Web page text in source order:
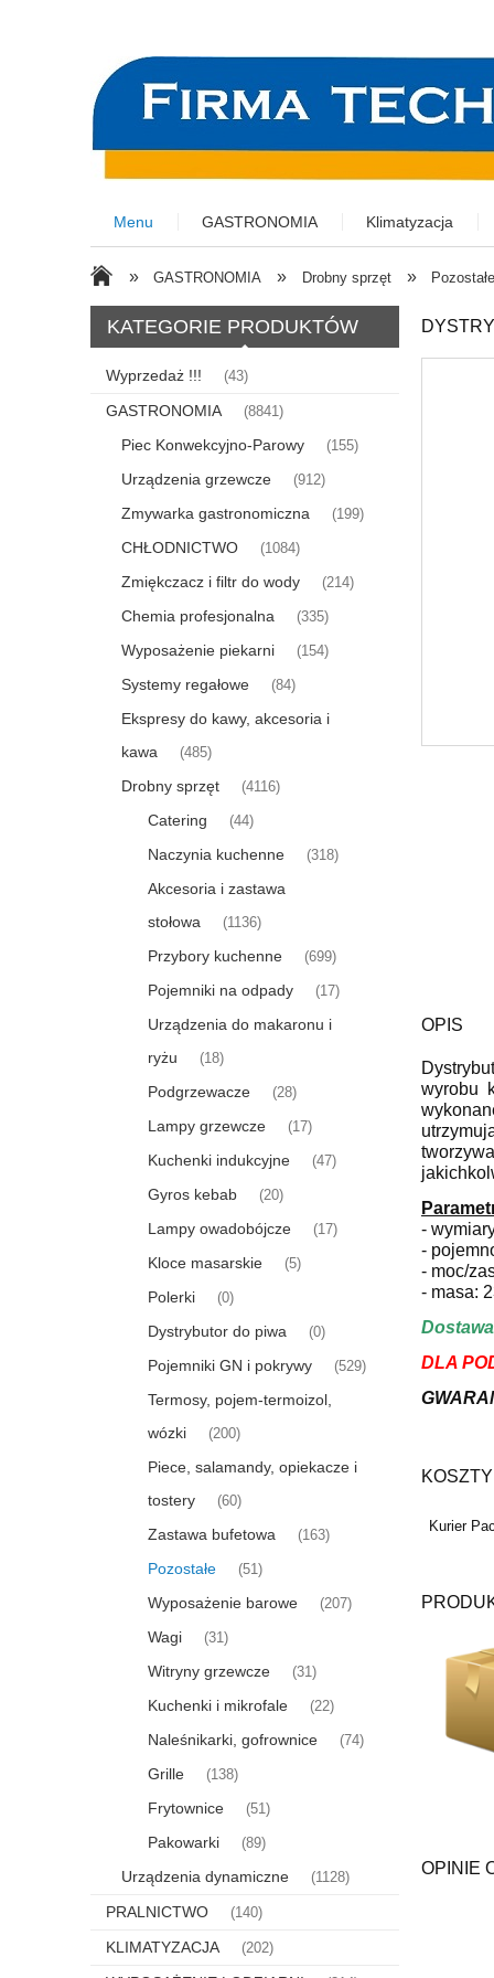
Menu GASTRONOMIA Klimatyzacja
» GASTRONOMIA » Drobny sprzęt »
KATEGORIE PRODUKTÓW
Wyprzedaż !!! (43)
GASTRONOMIA (8841)
Piec Konwekcyjno-Parowy (155)
Urządzenia grzewcze (912)
Zmywarka gastronomiczna (199)
CHŁODNICTWO (1084)
Zmiękczacz i filtr do wody (214)
Chemia profesjonalna (335)
Wyposażenie piekarni (154)
Systemy regałowe (84)
Ekspresy do kawy, akcesoria i
kawa
(485)
Drobny sprzęt (4116)
Catering (44)
Naczynia kuchenne (318)
Akcesoria i zastawa
stołowa
(1136)
Przybory kuchenne (699)
Pojemniki na odpady (17)
Urządzenia do makaronu i
ryżu
(18)
Podgrzewacze (28)
Lampy grzewcze (17)
Kuchenki indukcyjne (47)
Gyros kebab (20)
Lampy owadobójcze (17)
Kloce masarskie (5)
Polerki (0)
Dystrybutor do piwa (0)
Pojemniki GN i pokrywy (529)
Termosy, pojem-termoizol,
wózki
(200)
Piece, salamandy, opiekacze i
tostery
(60)
Zastawa bufetowa (163)
Pozostałe (51)
Wyposażenie barowe (207)
Wagi (31)
Witryny grzewcze (31)
Kuchenki i mikrofale (22)
Naleśnikarki, gofrownice (74)
Grille (138)
Frytownice (51)
Pakowarki (89)
Urządzenia dynamiczne (1128)
PRALNICTWO (140)
KLIMATYZACJA (202)
OPIS
wyrobu
-
-
- moc/
- masa:
DLA
Kurier
OPINIE